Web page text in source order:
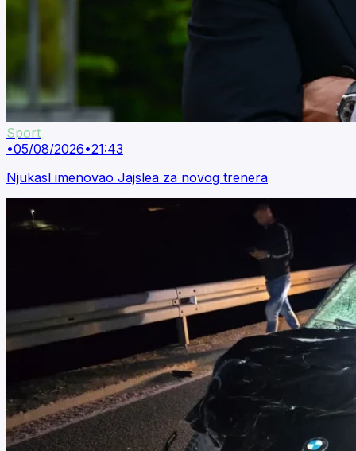
Sport
•05/08/2026•21:43
Njukasl imenovao Jajslea za novog trenera